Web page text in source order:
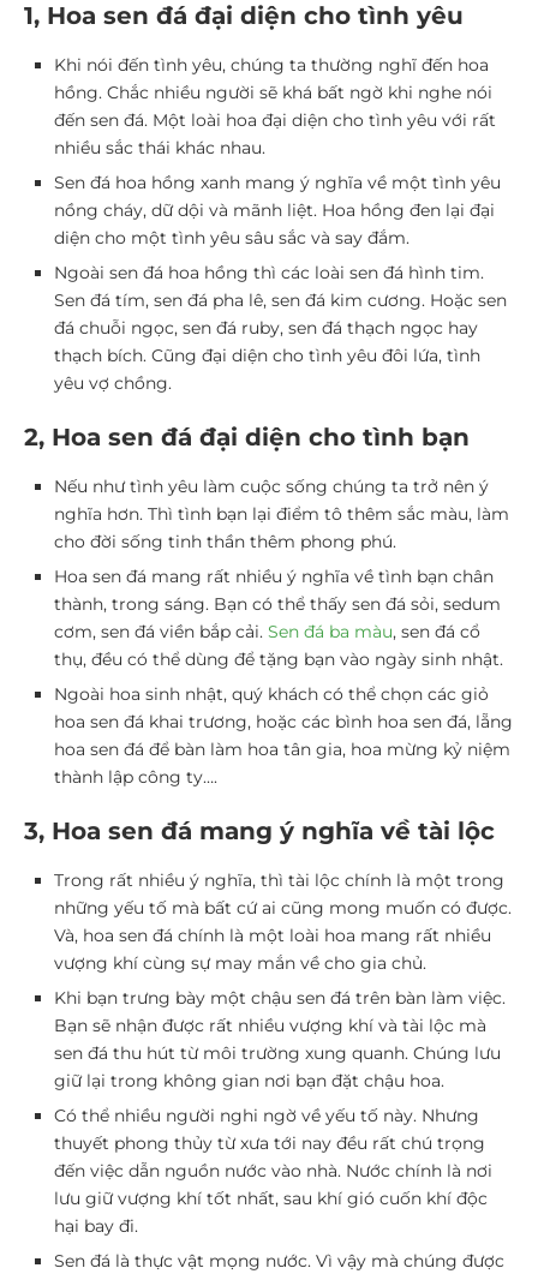
1, Hoa sen đá đại diện cho tình yêu
Khi nói đến tình yêu, chúng ta thường nghĩ đến hoa
hồng. Chắc nhiều người sẽ khá bất ngờ khi nghe nói
đến sen đá. Một loài hoa đại diện cho tình yêu với rất
nhiều sắc thái khác nhau.
Sen đá hoa hồng xanh mang ý nghĩa về một tình yêu
nồng cháy, dữ dội và mãnh liệt. Hoa hồng đen lại đại
diện cho một tình yêu sâu sắc và say đắm.
Ngoài sen đá hoa hồng thì các loài sen đá hình tim.
Sen đá tím, sen đá pha lê, sen đá kim cương. Hoặc sen
đá chuỗi ngọc, sen đá ruby, sen đá thạch ngọc hay
thạch bích. Cũng đại diện cho tình yêu đôi lứa, tình
yêu vợ chồng.
2, Hoa sen đá đại diện cho tình bạn
Nếu như tình yêu làm cuộc sống chúng ta trở nên ý
nghĩa hơn. Thì tình bạn lại điểm tô thêm sắc màu, làm
cho đời sống tinh thần thêm phong phú.
Hoa sen đá mang rất nhiều ý nghĩa về tình bạn chân
thành, trong sáng. Bạn có thể thấy sen đá sỏi, sedum
cơm, sen đá viền bắp cải. Sen đá ba màu, sen đá cổ
thụ, đều có thể dùng để tặng bạn vào ngày sinh nhật.
Ngoài hoa sinh nhật, quý khách có thể chọn các giỏ
hoa sen đá khai trương, hoặc các bình hoa sen đá, lẵng
hoa sen đá để bàn làm hoa tân gia, hoa mừng kỷ niệm
thành lập công ty….
3, Hoa sen đá mang ý nghĩa về tài lộc
Trong rất nhiều ý nghĩa, thì tài lộc chính là một trong
những yếu tố mà bất cứ ai cũng mong muốn có được.
Và, hoa sen đá chính là một loài hoa mang rất nhiều
vượng khí cùng sự may mắn về cho gia chủ.
Khi bạn trưng bày một chậu sen đá trên bàn làm việc.
Bạn sẽ nhận được rất nhiều vượng khí và tài lộc mà
sen đá thu hút từ môi trường xung quanh. Chúng lưu
giữ lại trong không gian nơi bạn đặt chậu hoa.
Có thể nhiều người nghi ngờ về yếu tố này. Nhưng
thuyết phong thủy từ xưa tới nay đều rất chú trọng
đến việc dẫn nguồn nước vào nhà. Nước chính là nơi
lưu giữ vượng khí tốt nhất, sau khí gió cuốn khí độc
hại bay đi.
Sen đá là thực vật mọng nước. Vì vậy mà chúng được